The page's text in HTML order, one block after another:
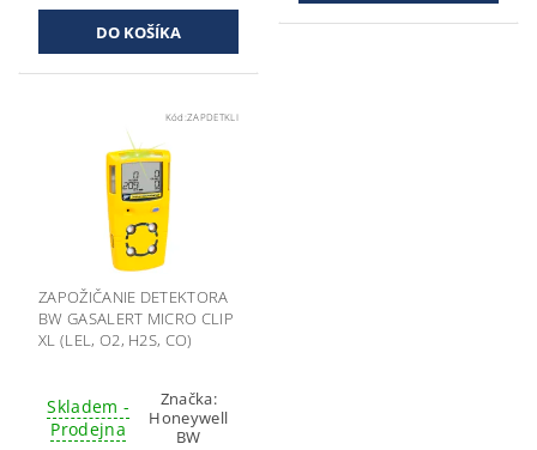
Kód:ZAPDETKLI
ZAPOŽIČANIE DETEKTORA
BW GASALERT MICRO CLIP
XL (LEL, O2, H2S, CO)
Skladem -
Prodejna
Značka:
Honeywell
BW